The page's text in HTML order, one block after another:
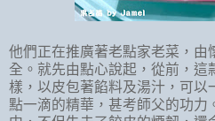
他們正在推廣著老點家老菜，由
全。就先由點心說起，從前，這
樣，以皮包著餡料及湯汁，可以
點一滴的精華，甚考師父的功力